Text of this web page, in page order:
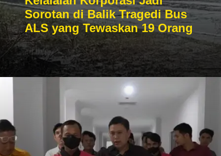
Sorotan di Balik Tragedi Bus
ALS yang Tewaskan 19 Orang